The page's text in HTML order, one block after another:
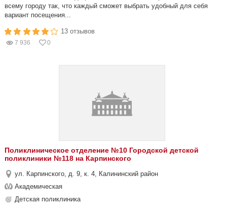
всему городу так, что каждый сможет выбрать удобный для себя
вариант посещения...
13 отзывов
7 936 0
Поликлиническое отделение №10 Городской детской
поликлиники №118 на Карпинского
ул. Карпинского, д. 9, к. 4, Калининский район
Академическая
Детская поликлиника